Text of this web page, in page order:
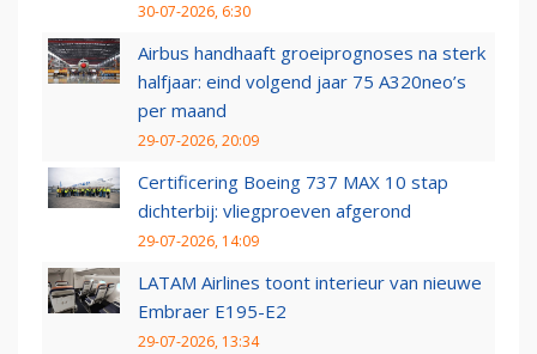
30-07-2026, 6:30
Airbus handhaaft groeiprognoses na sterk
halfjaar: eind volgend jaar 75 A320neo’s
per maand
29-07-2026, 20:09
Certificering Boeing 737 MAX 10 stap
dichterbij: vliegproeven afgerond
29-07-2026, 14:09
LATAM Airlines toont interieur van nieuwe
Embraer E195-E2
29-07-2026, 13:34